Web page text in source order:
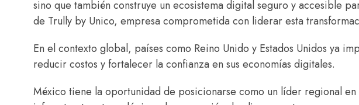
sino que también construye un ecosistema digital seguro y accesible
de Trully by Unico, empresa comprometida con liderar esta
En el contexto global, países como Reino Unido y Estados Unidos ya
reducir costos y fortalecer la confianza en sus economías digitales.
México tiene la oportunidad de posicionarse como un líder regional